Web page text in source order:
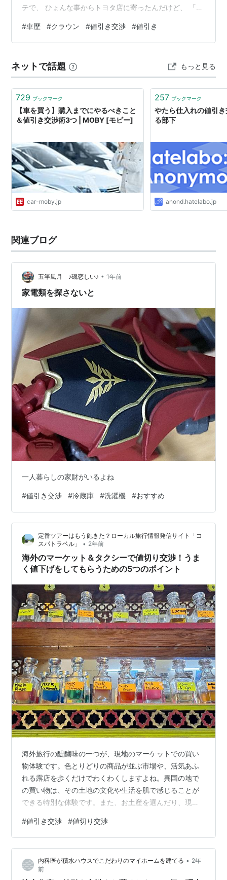
テで、 ひょんな事からトヨタ店に寄ったんだけど、 「き
よ！」 乗り出し65万で買ったとは言わない・笑、え？
45万でいいの！ worldwidetraveler.hateblo.jp この頃ク
ブル崩壊、売れ行きが悪かった時代背景がある。 そんで
後期モデルが出て、すこしかっこ良くなった在庫車…
#車歴 #クラウン #値引き交渉 #値引き
ネットで話題 もっと見る
729 ブックマーク
【車を買う】購入までにやるべきこと
＆値引き交渉術3つ | MOBY [モビー]
car-moby.jp
257 ブックマーク
やたら仕入れの値引
る部下
anond.hatelabo.jp
関連ブログ
五竿風月 ♪磯恋しい♪ • 1年前
家電類を探さないと
一人暮らしの家財がいるよね
#値引き交渉 #冷蔵庫 #洗濯機 #おすすめ
定番ツアーはもう飽きた？ローカル旅行情報発信サイト「コ
スパトラベル」
• 2年前
海外のマーケット＆タクシーで値切り交渉！うま
く値下げをしてもらうための5つのポイント
海外旅行の醍醐味の一つが、現地のマーケットでの買い
物体験です。色とりどりの商品が並ぶ市場や、活気あふ
れる露店を歩くだけでわくわくしますよね。異国の地で
の買い物は、その土地の文化や生活を肌で感じることが
できる特別な体験です。また、お土産を選んだり、現地
も格別です。 ただし、そんな楽しい買い物体験をより充
実したものにするためには、いくつかコツを押さえてお
く必要があります。特に値引き交渉は、海外旅行でぼっ
たくられないために、避けては通れない重要なスキルの
一つと言えるでしょう。今回は、海外での上手な値切り
#値引き交渉 #値切り交渉
内科医が積水ハウスでこだわりのマイホームを建てる • 2年
前